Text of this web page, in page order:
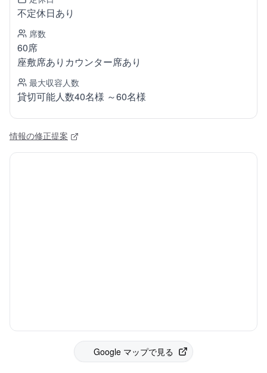
不定休日あり
席数
60席
座敷席ありカウンター席あり
最大収容人数
貸切可能人数40名様 ～60名様
情報の修正提案
Google マップで見る